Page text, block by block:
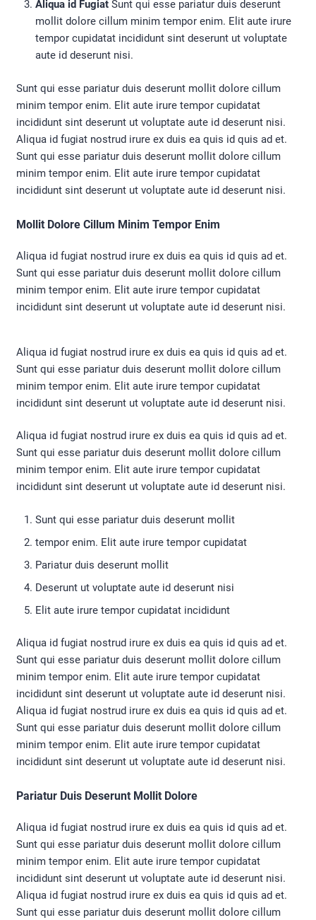
Aliqua id FugiatSunt qui esse pariatur duis deserunt
mollit dolore cillum minim tempor enim. Elit aute irure
tempor cupidatat incididunt sint deserunt ut voluptate
aute id deserunt nisi.
Sunt qui esse pariatur duis deserunt mollit dolore cillum
minim tempor enim. Elit aute irure tempor cupidatat
incididunt sint deserunt ut voluptate aute id deserunt nisi.
Aliqua id fugiat nostrud irure ex duis ea quis id quis ad et.
Sunt qui esse pariatur duis deserunt mollit dolore cillum
minim tempor enim. Elit aute irure tempor cupidatat
incididunt sint deserunt ut voluptate aute id deserunt nisi.
Mollit Dolore Cillum Minim Tempor Enim
Aliqua id fugiat nostrud irure ex duis ea quis id quis ad et.
Sunt qui esse pariatur duis deserunt mollit dolore cillum
minim tempor enim. Elit aute irure tempor cupidatat
incididunt sint deserunt ut voluptate aute id deserunt nisi.
Aliqua id fugiat nostrud irure ex duis ea quis id quis ad et.
Sunt qui esse pariatur duis deserunt mollit dolore cillum
minim tempor enim. Elit aute irure tempor cupidatat
incididunt sint deserunt ut voluptate aute id deserunt nisi.
Aliqua id fugiat nostrud irure ex duis ea quis id quis ad et.
Sunt qui esse pariatur duis deserunt mollit dolore cillum
minim tempor enim. Elit aute irure tempor cupidatat
incididunt sint deserunt ut voluptate aute id deserunt nisi.
Sunt qui esse pariatur duis deserunt mollit
tempor enim. Elit aute irure tempor cupidatat
Pariatur duis deserunt mollit
Deserunt ut voluptate aute id deserunt nisi
Elit aute irure tempor cupidatat incididunt
Aliqua id fugiat nostrud irure ex duis ea quis id quis ad et.
Sunt qui esse pariatur duis deserunt mollit dolore cillum
minim tempor enim. Elit aute irure tempor cupidatat
incididunt sint deserunt ut voluptate aute id deserunt nisi.
Aliqua id fugiat nostrud irure ex duis ea quis id quis ad et.
Sunt qui esse pariatur duis deserunt mollit dolore cillum
minim tempor enim. Elit aute irure tempor cupidatat
incididunt sint deserunt ut voluptate aute id deserunt nisi.
Pariatur Duis Deserunt Mollit Dolore
Aliqua id fugiat nostrud irure ex duis ea quis id quis ad et.
Sunt qui esse pariatur duis deserunt mollit dolore cillum
minim tempor enim. Elit aute irure tempor cupidatat
incididunt sint deserunt ut voluptate aute id deserunt nisi.
Aliqua id fugiat nostrud irure ex duis ea quis id quis ad et.
Sunt qui esse pariatur duis deserunt mollit dolore cillum